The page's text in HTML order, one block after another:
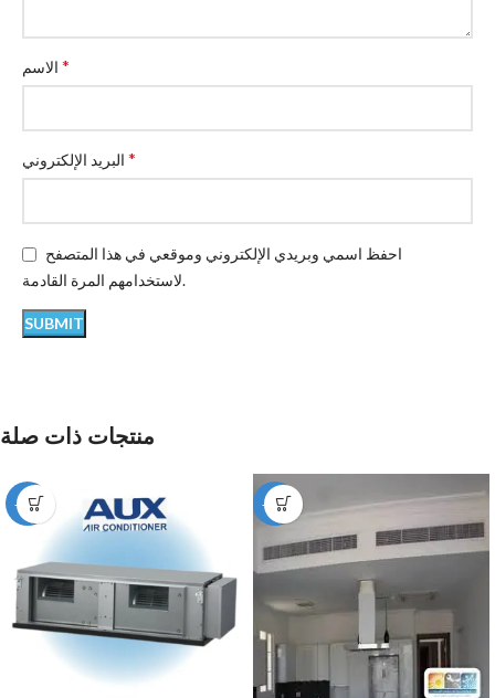
*
*
احفظ اسمي وبريدي الإلكتروني وموقعي في هذا المتصفح
لاستخدامهم المرة القادمة.
منتجات ذات صلة
-12% -49%